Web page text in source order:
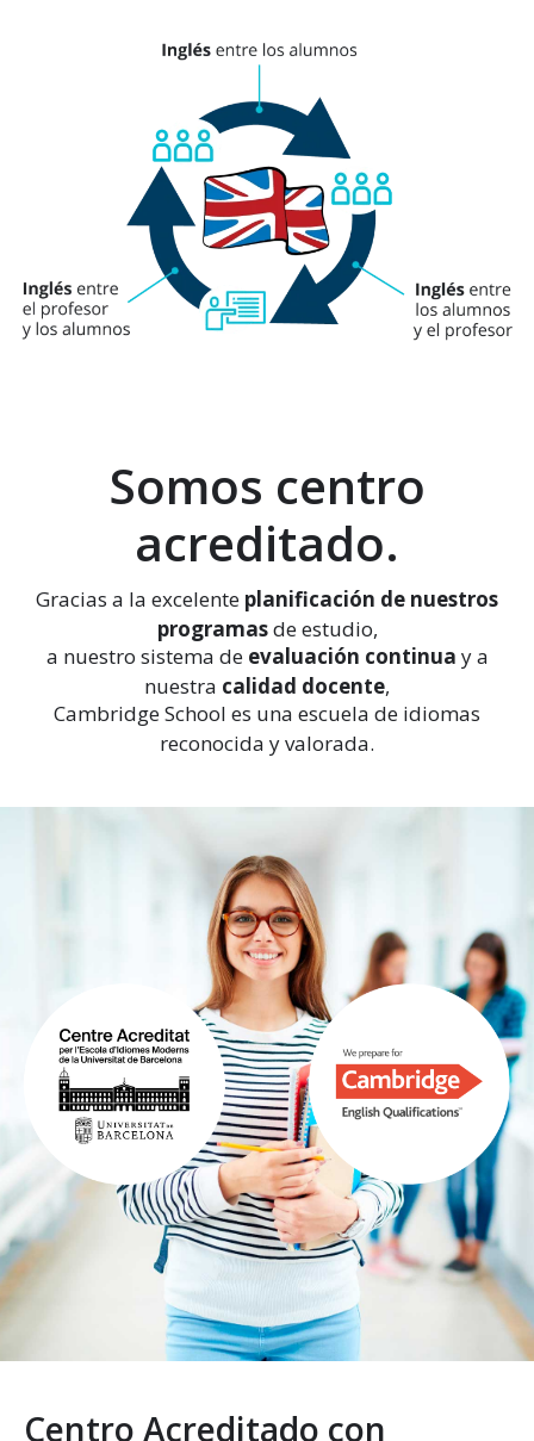
Somos centro
acreditado.
Gracias a la excelente planificación de nuestros
programasde estudio,
a nuestro sistema de evaluación continua y a
nuestra calidad docente,
Cambridge School es una escuela de idiomas
reconocida y valorada.
Centro Acreditado con